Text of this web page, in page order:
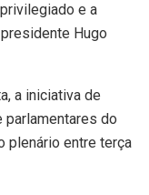
e a
Hugo
a iniciativa de
do
plenário entre terça